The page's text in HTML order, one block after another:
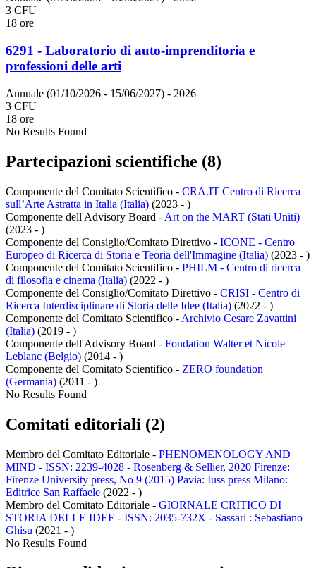
3 CFU
18 ore
6291 - Laboratorio di auto-imprenditoria e
professioni delle arti
Annuale (01/10/2026 - 15/06/2027) - 2026
3 CFU
18 ore
No Results Found
Partecipazioni scientifiche (8)
Componente del Comitato Scientifico - CRA.IT Centro di Ricerca
sull’Arte Astratta in Italia (Italia) (2023 - )
Componente dell'Advisory Board - Art on the MART (Stati Uniti)
(2023 - )
Componente del Consiglio/Comitato Direttivo - ICONE - Centro
Europeo di Ricerca di Storia e Teoria dell'Immagine (Italia) (2023 - )
Componente del Comitato Scientifico - PHILM - Centro di ricerca
di filosofia e cinema (Italia) (2022 - )
Componente del Consiglio/Comitato Direttivo - CRISI - Centro di
Ricerca Interdisciplinare di Storia delle Idee (Italia) (2022 - )
Componente del Comitato Scientifico - Archivio Cesare Zavattini
(Italia) (2019 - )
Componente dell'Advisory Board - Fondation Walter et Nicole
Leblanc (Belgio) (2014 - )
Componente del Comitato Scientifico - ZERO foundation
(Germania) (2011 - )
No Results Found
Comitati editoriali (2)
Membro del Comitato Editoriale - PHENOMENOLOGY AND
MIND - ISSN: 2239-4028 - Rosenberg & Sellier, 2020 Firenze:
Firenze University press, No 9 (2015) Pavia: Iuss press Milano:
Editrice San Raffaele (2022 - )
Membro del Comitato Editoriale - GIORNALE CRITICO DI
STORIA DELLE IDEE - ISSN: 2035-732X - Sassari : Sebastiano
Ghisu (2021 - )
No Results Found